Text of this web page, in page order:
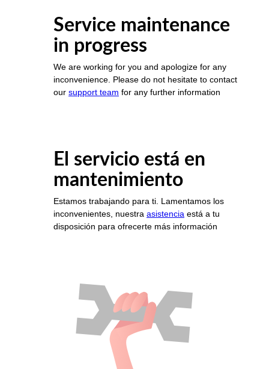
Service maintenance
in progress
We are working for you and apologize for any
inconvenience. Please do not hesitate to contact
our support team for any further information
El servicio está en
mantenimiento
Estamos trabajando para ti. Lamentamos los
inconvenientes, nuestra asistencia está a tu
disposición para ofrecerte más información